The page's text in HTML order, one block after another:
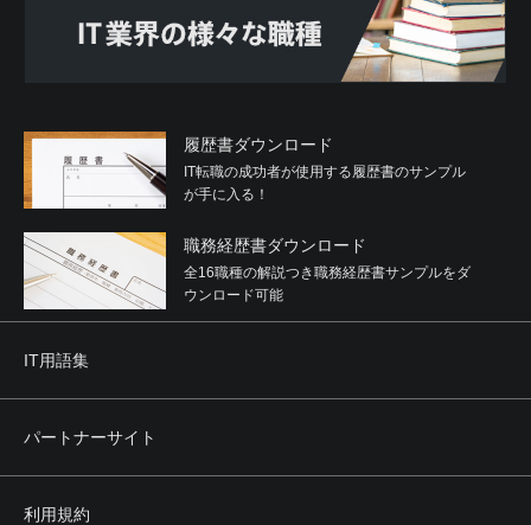
履歴書ダウンロード
IT転職の成功者が使用する履歴書のサンプル
が手に入る！
職務経歴書ダウンロード
全16職種の解説つき職務経歴書サンプルをダ
ウンロード可能
IT用語集
パートナーサイト
利用規約